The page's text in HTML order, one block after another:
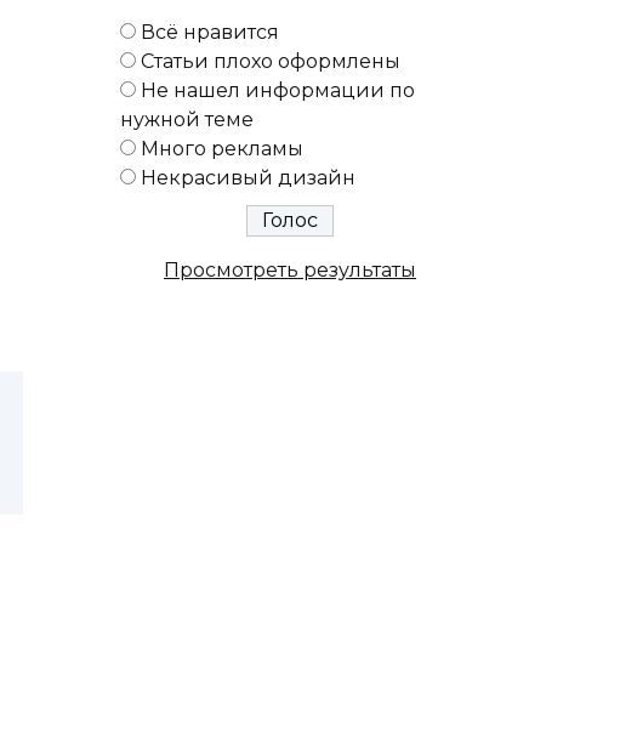
Всё нравится
Статьи плохо оформлены
Не нашел информации по
нужной теме
Много рекламы
Некрасивый дизайн
Просмотреть результаты